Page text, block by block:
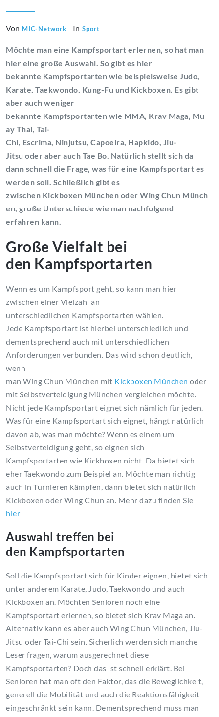
Von MIC-Network In Sport
Möchte man eine Kampfsportart erlernen, so hat man
hier eine große Auswahl. So gibt es hier
bekannte Kampfsportarten wie beispielsweise Judo,
Karate, Taekwondo, Kung-Fu und Kickboxen. Es gibt
aber auch weniger
bekannte Kampfsportarten wie MMA, Krav Maga, Mu
ay Thai, Tai-
Chi, Escrima, Ninjutsu, Capoeira, Hapkido, Jiu-
Jitsu oder aber auch Tae Bo. Natürlich stellt sich da
dann schnell die Frage, was für eine Kampfsportart es
werden soll. Schließlich gibt es
zwischen Kickboxen München oder Wing Chun Münch
en, große Unterschiede wie man nachfolgend
erfahren kann.
Große Vielfalt bei
den Kampfsportarten
Wenn es um Kampfsport geht, so kann man hier
zwischen einer Vielzahl an
unterschiedlichen Kampfsportarten wählen.
Jede Kampfsportart ist hierbei unterschiedlich und
dementsprechend auch mit unterschiedlichen
Anforderungen verbunden. Das wird schon deutlich,
wenn
man Wing Chun München mit Kickboxen München oder
mit Selbstverteidigung München vergleichen möchte.
Nicht jede Kampfsportart eignet sich nämlich für jeden.
Was für eine Kampfsportart sich eignet, hängt natürlich
davon ab, was man möchte? Wenn es einem um
Selbstverteidigung geht, so eignen sich
Kampfsportarten wie Kickboxen nicht. Da bietet sich
eher Taekwondo zum Beispiel an. Möchte man richtig
auch in Turnieren kämpfen, dann bietet sich natürlich
Kickboxen oder Wing Chun an. Mehr dazu finden Sie
hier
Auswahl treffen bei
den Kampfsportarten
Soll die Kampfsportart sich für Kinder eignen, bietet sich
unter anderem Karate, Judo, Taekwondo und auch
Kickboxen an. Möchten Senioren noch eine
Kampfsportart erlernen, so bietet sich Krav Maga an.
Alternativ kann es aber auch Wing Chun München, Jiu-
Jitsu oder Tai-Chi sein. Sicherlich werden sich manche
Leser fragen, warum ausgerechnet diese
Kampfsportarten? Doch das ist schnell erklärt. Bei
Senioren hat man oft den Faktor, das die Beweglichkeit,
generell die Mobilität und auch die Reaktionsfähigkeit
eingeschränkt sein kann. Dementsprechend muss man